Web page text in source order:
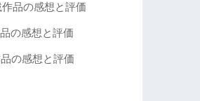
品の感想と評価
の感想と評価
の感想と評価